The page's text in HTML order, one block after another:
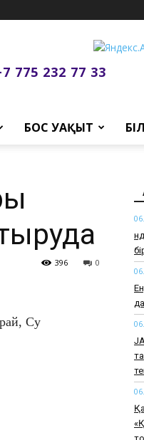
775 232 77 33
БОС УАҚЫТ
0
396
Су